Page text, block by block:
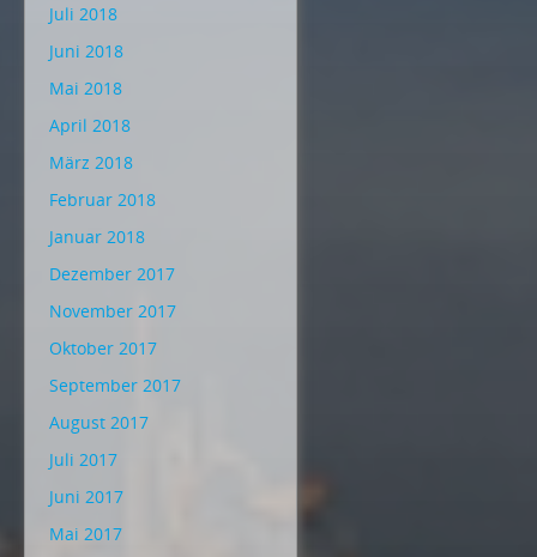
Juli 2018
Juni 2018
Mai 2018
April 2018
März 2018
Februar 2018
Januar 2018
Dezember 2017
November 2017
Oktober 2017
September 2017
August 2017
Juli 2017
Juni 2017
Mai 2017